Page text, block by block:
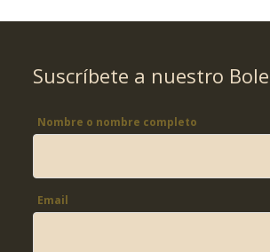
Suscríbete a nuestro
Nombre o nombre completo
Email